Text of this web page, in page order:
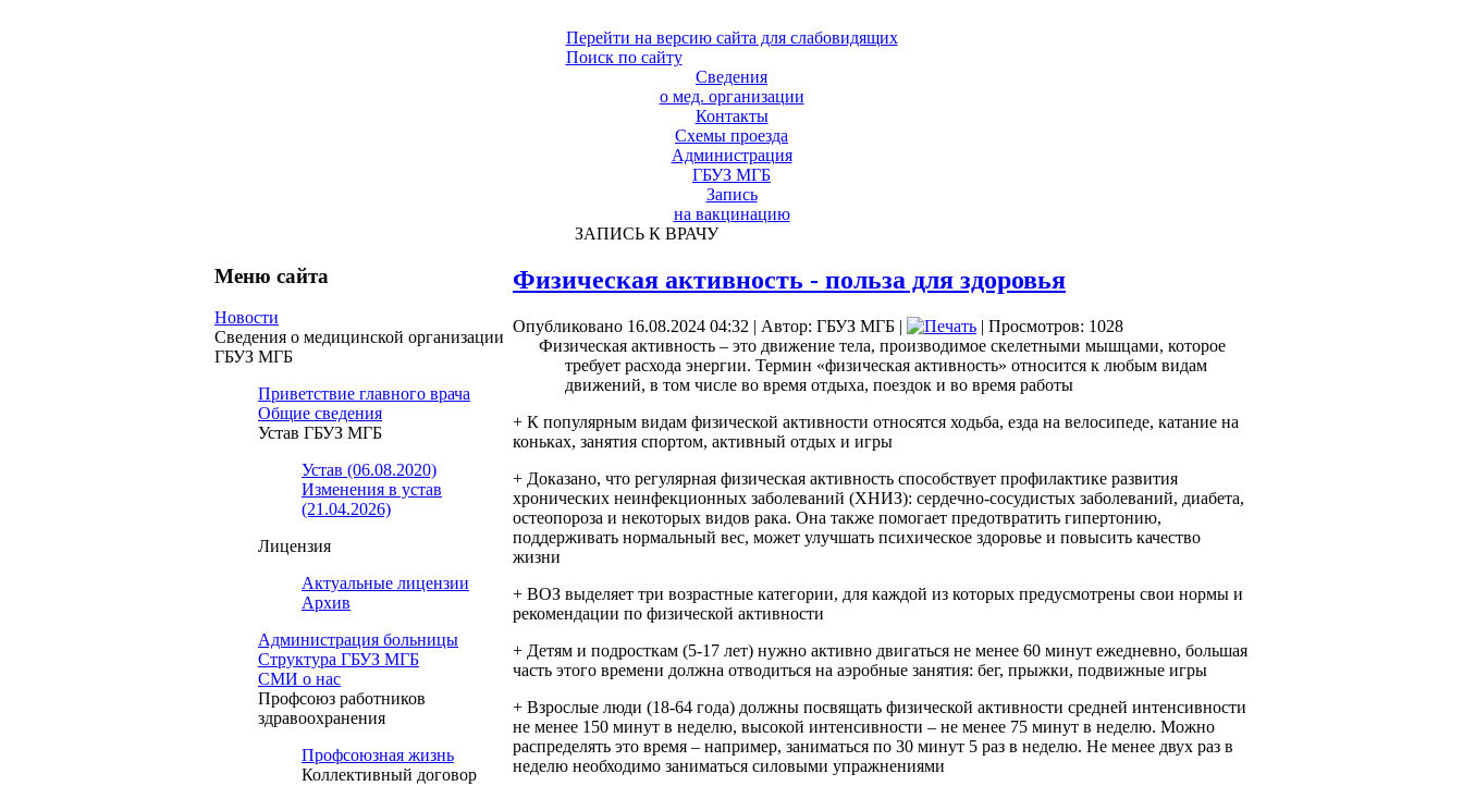
Перейти на версию сайта для слабовидящих
Поиск по сайту
Сведения
о мед. организации
Контакты
Схемы проезда
Администрация
ГБУЗ МГБ
Запись
на вакцинацию
ЗАПИСЬ К ВРАЧУ
Меню сайта
Новости
Сведения о медицинской организации
ГБУЗ МГБ
Приветствие главного врача
Общие сведения
Устав ГБУЗ МГБ
Устав (06.08.2020)
Изменения в устав
(21.04.2026)
Лицензия
Актуальные лицензии
Архив
Администрация больницы
Структура ГБУЗ МГБ
СМИ о нас
Профсоюз работников
здравоохранения
Профсоюзная жизнь
Коллективный договор
Физическая активность - польза для здоровья
Опубликовано 16.08.2024 04:32 | Автор: ГБУЗ МГБ |
| Просмотров: 1028
Физическая активность – это движение тела, производимое скелетными мышцами, которое
требует расхода энергии. Термин «физическая активность» относится к любым видам
движений, в том числе во время отдыха, поездок и во время работы
+ К популярным видам физической активности относятся ходьба, езда на велосипеде, катание на
коньках, занятия спортом, активный отдых и игры
+ Доказано, что регулярная физическая активность способствует профилактике развития
хронических неинфекционных заболеваний (ХНИЗ): сердечно-сосудистых заболеваний, диабета,
остеопороза и некоторых видов рака. Она также помогает предотвратить гипертонию,
поддерживать нормальный вес, может улучшать психическое здоровье и повысить качество
жизни
+ ВОЗ выделяет три возрастные категории, для каждой из которых предусмотрены свои нормы и
рекомендации по физической активности
+ Детям и подросткам (5-17 лет) нужно активно двигаться не менее 60 минут ежедневно, большая
часть этого времени должна отводиться на аэробные занятия: бег, прыжки, подвижные игры
+ Взрослые люди (18-64 года) должны посвящать физической активности средней интенсивности
не менее 150 минут в неделю, высокой интенсивности – не менее 75 минут в неделю. Можно
распределять это время – например, заниматься по 30 минут 5 раз в неделю. Не менее двух раз в
неделю необходимо заниматься силовыми упражнениями